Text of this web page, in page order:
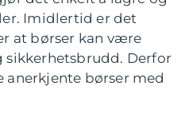
Imidlertid er det
at børser kan være
sikkerhetsbrudd. Derfor
anerkjente børser med